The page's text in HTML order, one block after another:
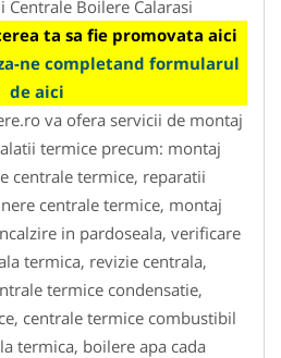
Centrale Boilere Calarasi
ta sa fie promovata aici
ne completand formularul
de aici
va ofera servicii de montaj
termice precum: montaj
centrale termice, reparatii
centrale termice, montaj
in pardoseala, verificare
termica, revizie centrala,
termice condensatie,
centrale termice combustibil
termica, boilere apa cada